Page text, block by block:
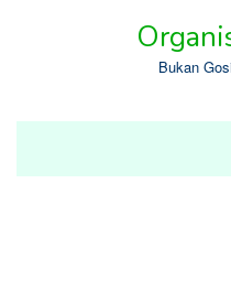
Bukan